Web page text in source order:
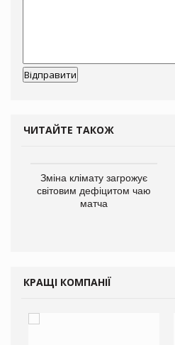
ЧИТАЙТЕ ТАКОЖ
Зміна клімату загрожує
світовим дефіцитом чаю
матча
КРАЩІ КОМПАНІЇ